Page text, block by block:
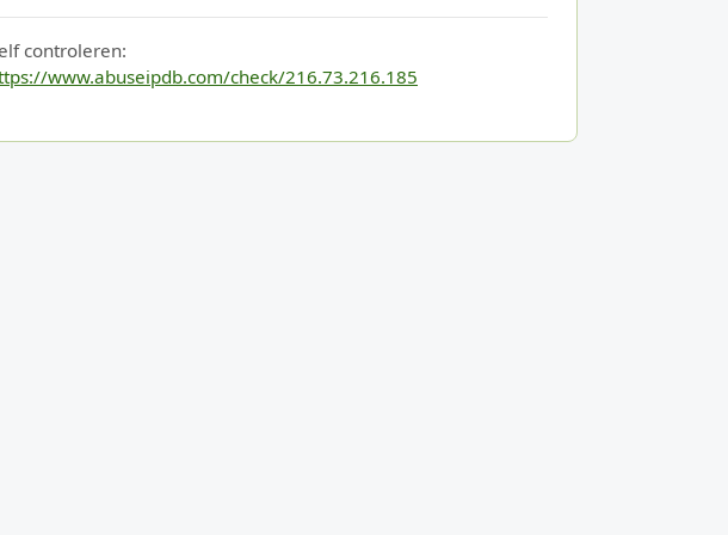
controleren:
www.abuseipdb.com/check/216.73.216.185